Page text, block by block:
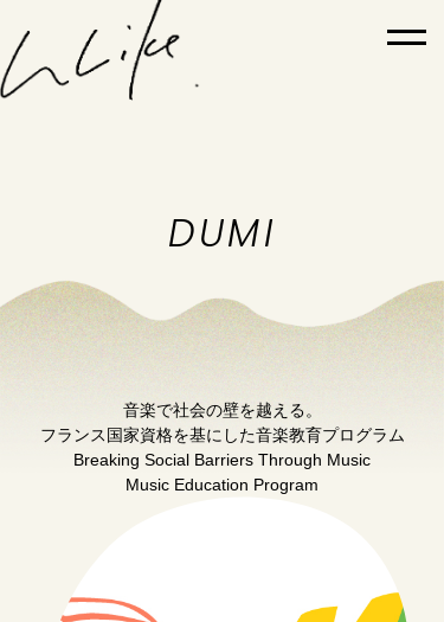
PICK UP WORKS
WORKS
SNS
DUMI
音楽で社会の壁を越える。
フランス国家資格を基にした音楽教育プログラム
Breaking Social Barriers Through Music
Music Education Program